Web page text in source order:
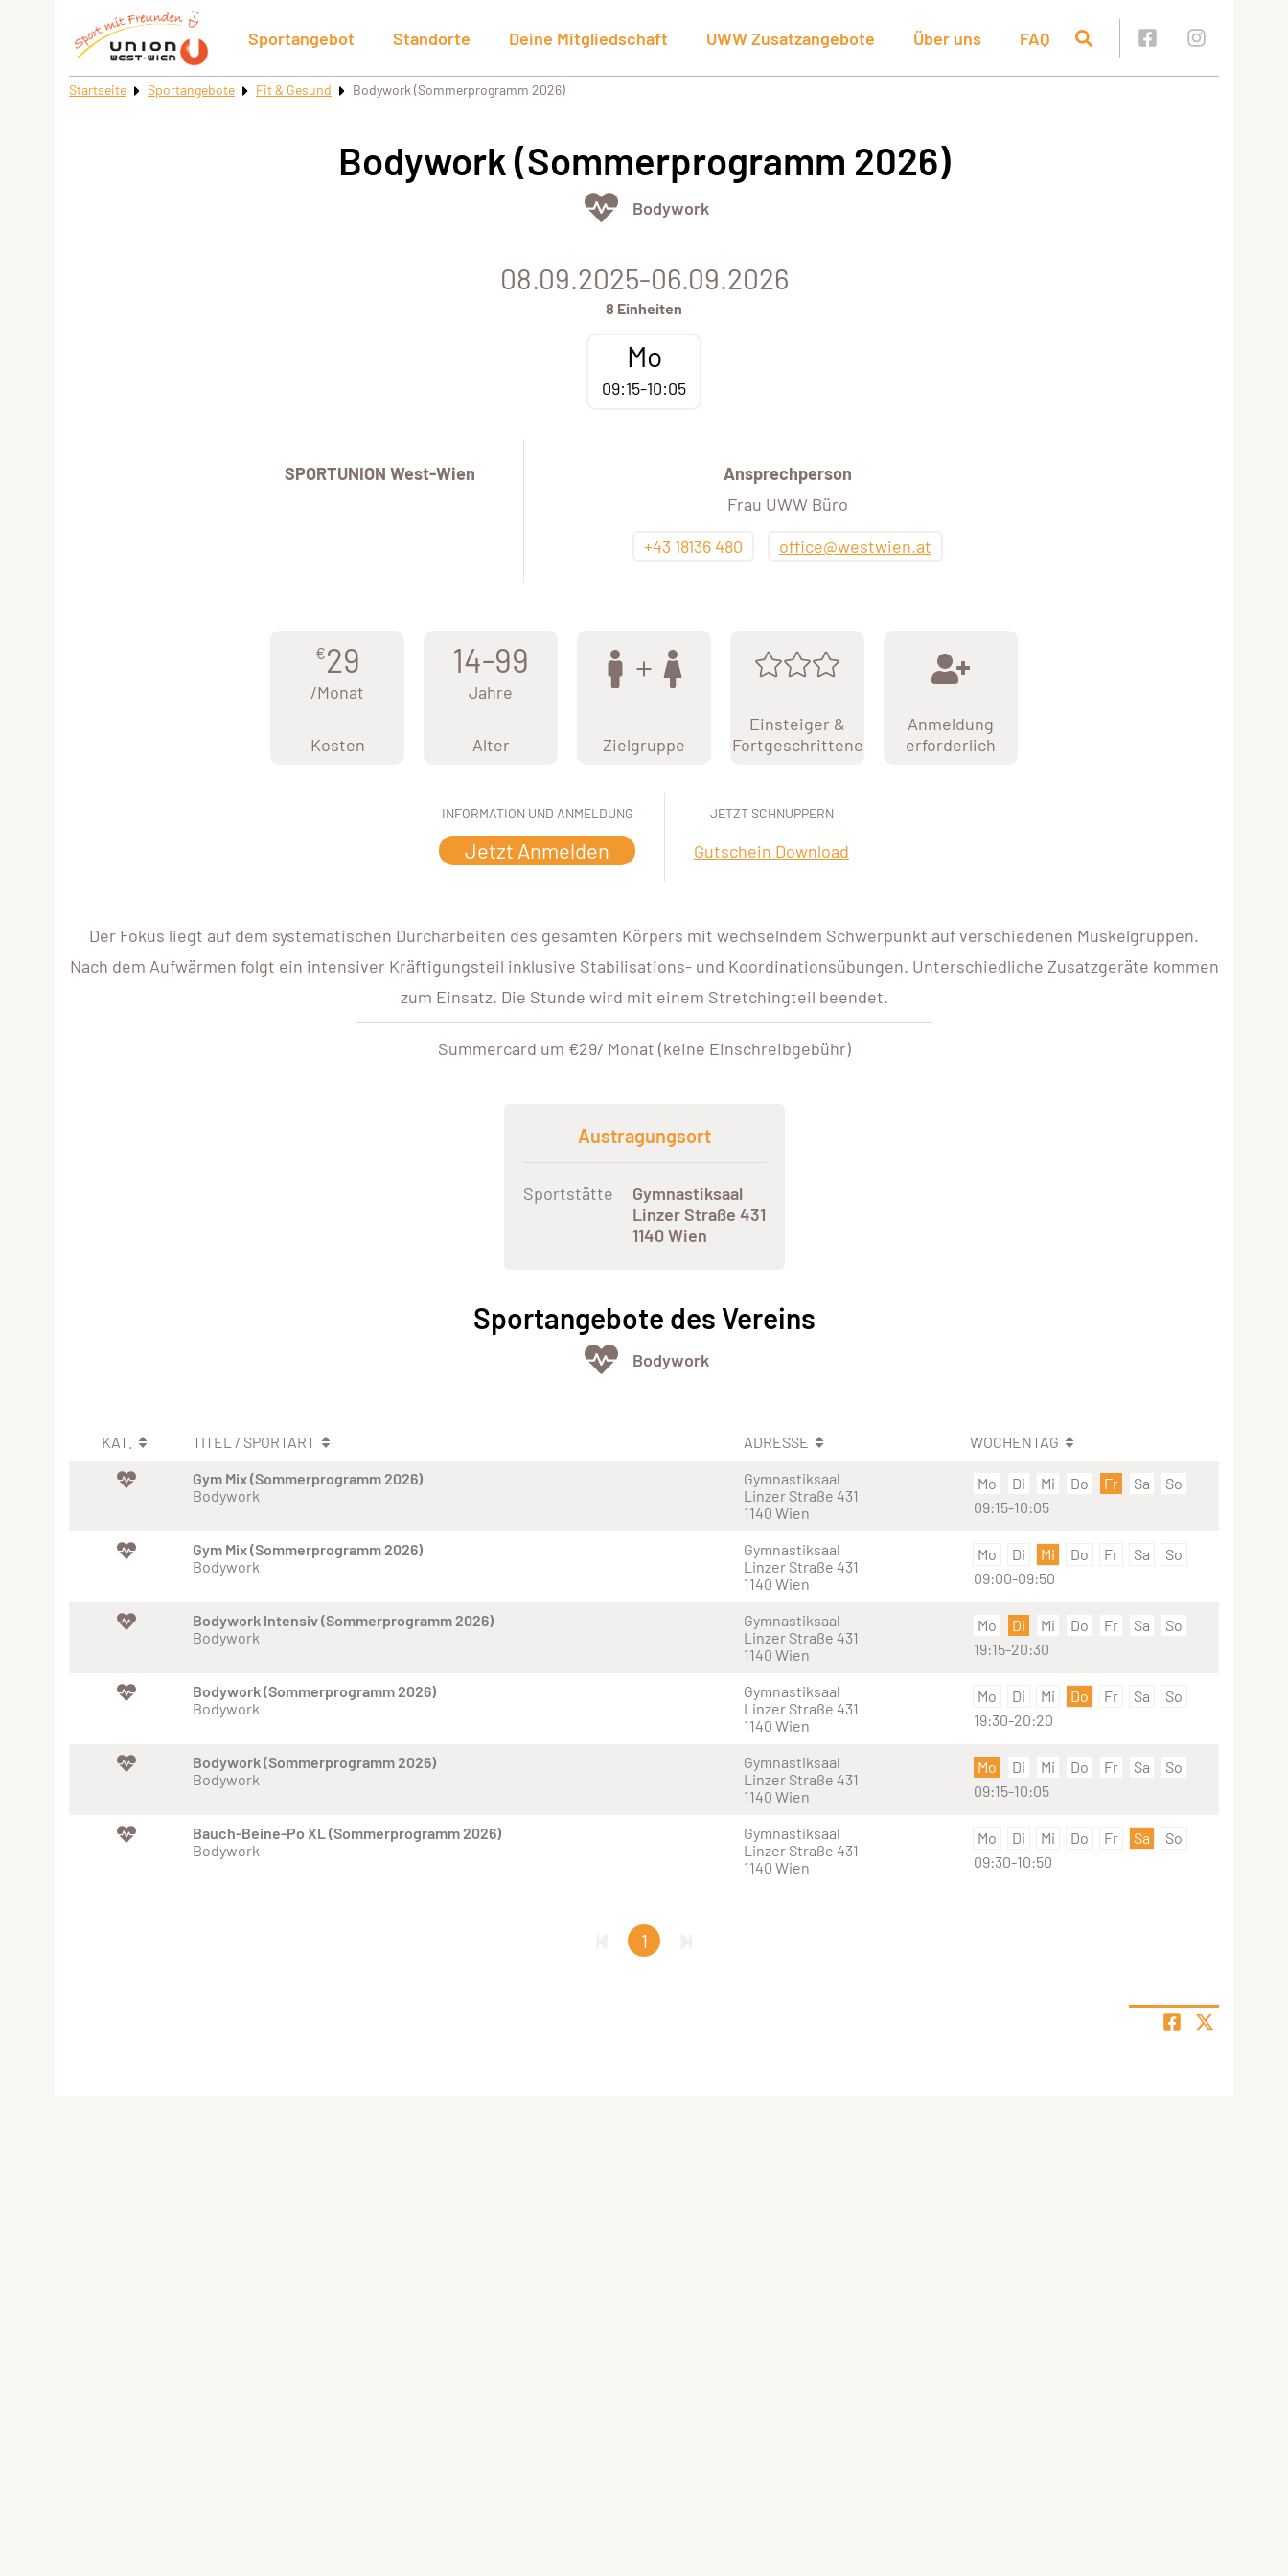
Sportangebot Standorte Deine Mitgliedschaft UWW Zusatzangebote Über uns FAQ
Startseite Sportangebote Fit & Gesund Bodywork (Sommerprogramm 2026)
Bodywork (Sommerprogramm 2026)
Bodywork
08.09.2025-06.09.2026
8 Einheiten
Mo
09:15-10:05
SPORTUNION West-Wien
Ansprechperson
Frau UWW Büro
+43 18136 480
office@westwien.at
€29
/Monat
Kosten
14-99
Jahre
Alter Zielgruppe
Einsteiger &
Fortgeschrittene
Anmeldung
erforderlich
INFORMATION UND ANMELDUNG
Jetzt Anmelden
JETZT SCHNUPPERN
Gutschein Download
Der Fokus liegt auf dem systematischen Durcharbeiten des gesamten Körpers mit wechselndem Schwerpunkt auf verschiedenen Muskelgruppen.
Nach dem Aufwärmen folgt ein intensiver Kräftigungsteil inklusive Stabilisations- und Koordinationsübungen. Unterschiedliche Zusatzgeräte kommen
zum Einsatz. Die Stunde wird mit einem Stretchingteil beendet.
Summercard um €29/ Monat (keine Einschreibgebühr)
Austragungsort
Sportstätte
Gymnastiksaal
Linzer Straße 431
1140 Wien
Sportangebote des Vereins
Bodywork
KAT. TITEL / SPORTART ADRESSE
WOCHENTAG
Gym Mix (Sommerprogramm 2026)
Bodywork
Gymnastiksaal
Linzer Straße 431
1140 Wien
Mo Di Mi Do Fr Sa
So
09:15-10:05
Gym Mix (Sommerprogramm 2026)
Bodywork
Gymnastiksaal
Linzer Straße 431
1140 Wien
Mo Di Mi Do Fr Sa
So
09:00-09:50
Bodywork Intensiv (Sommerprogramm 2026)
Bodywork
Gymnastiksaal
Linzer Straße 431
1140 Wien
Mo Di Mi Do Fr Sa
So
19:15-20:30
Bodywork (Sommerprogramm 2026)
Bodywork
Gymnastiksaal
Linzer Straße 431
1140 Wien
Mo Di Mi Do Fr Sa
So
19:30-20:20
Bodywork (Sommerprogramm 2026)
Bodywork
Gymnastiksaal
Linzer Straße 431
1140 Wien
Mo Di Mi Do Fr Sa
So
09:15-10:05
Bauch-Beine-Po XL (Sommerprogramm 2026)
Bodywork
Gymnastiksaal
Linzer Straße 431
1140 Wien
Mo Di Mi Do Fr Sa
So
09:30-10:50
1